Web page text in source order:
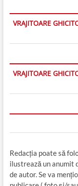
VRAJITOARE
VRAJITOARE
Redacția poate să
ilustrează un anumit
de autor. Se va